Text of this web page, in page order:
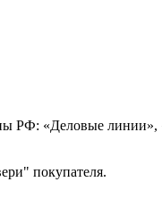
РФ: «Деловые
покупателя.